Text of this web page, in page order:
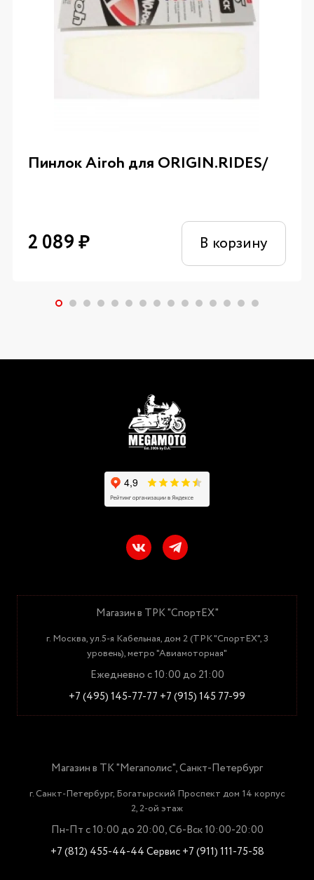
Пинлок Airoh для ORIGIN.RIDES/
2 089₽ В корзину
Магазин в ТРК "СпортЕХ"
г. Москва, ул.5-я Кабельная, дом 2 (ТРК "СпортЕХ", 3
уровень), метро "Авиамоторная"
Ежедневно с 10:00 до 21:00
+7 (495) 145-77-77 +7 (915) 145 77-99
Магазин в ТК "Мегаполис", Санкт-Петербург
г. Санкт-Петербург, Богатырский Проспект дом 14 корпус
2, 2-ой этаж
Пн-Пт с 10:00 до 20:00, Сб-Вск 10:00-20:00
+7 (812) 455-44-44Сервис +7 (911) 111-75-58